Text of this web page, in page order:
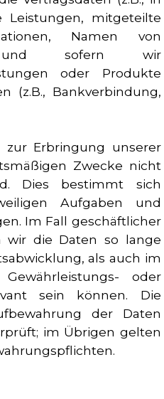
Leistungen, mitgeteilte
Namen von
und sofern wir
oder Produkte
(z.B., Bankverbindung,
Erbringung unserer
Zwecke nicht
Dies bestimmt sich
Aufgaben und
Im Fall geschäftlicher
wir die Daten so lange
als auch im
oder
sein können. Die
der Daten
im Übrigen gelten